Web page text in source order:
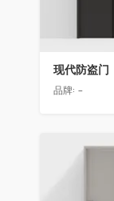
现代防盗门
品牌: -
收藏